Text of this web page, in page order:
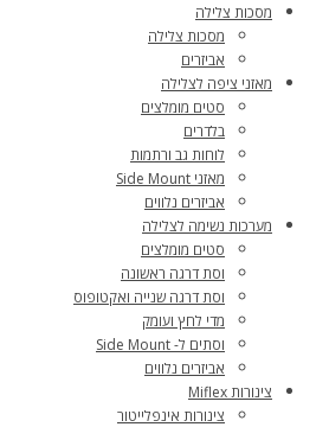
מסכות צלילה
מסכות צלילה
אביזרים
מאזני ציפה לצלילה
סטים מומלצים
בלדרים
לוחות גב ורתמות
מאזני Side Mount
אביזרים נלווים
מערכות נשימה לצלילה
סטים מומלצים
וסת דרגה ראשונה
וסת דרגה שנייה ואקטופוס
מדי לחץ ועומק
וסתים ל- Side Mount
אביזרים נלווים
צינורות Miflex
צינורות אינפלייטור